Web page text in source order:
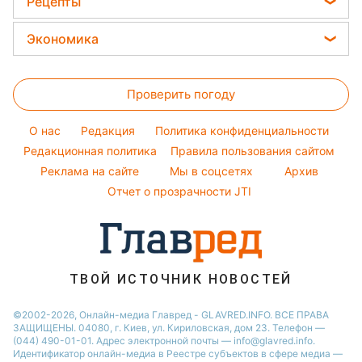
Новости Одессы
Новости Харькова
Окрашивание волос
Красивый маникюр
Максим Галкин
Настя Каменских
София Ротару
Ольга Сумская
Филипп Киркоров
Елена Зеленская
Тесты по картинке
Оптические иллюзии
Народные приметы
Все о шоу-бизнесе
Закуски
Салаты
Простые блюда
Легкие десерты
Напитки
Праздничное меню
Экономика
Денежная помощь
Тарифы
Курс валют
Проверить погоду
O нас Редакция
Политика конфиденциальности
Редакционная политика
Правила пользования сайтом
Реклама на сайте
Мы в соцсетях
Архив
Отчет о прозрачности JTI
ТВОЙ ИСТОЧНИК НОВОСТЕЙ
©2002-2026, Онлайн-медиа Главред - GLAVRED.INFO. ВСЕ ПРАВА
ЗАЩИЩЕНЫ. 04080, г. Киев, ул. Кириловская, дом 23. Телефон —
(044) 490-01-01. Адрес электронной почты — info@glavred.info.
Идентификатор онлайн-медиа в Реестре cубъектов в сфере медиа —